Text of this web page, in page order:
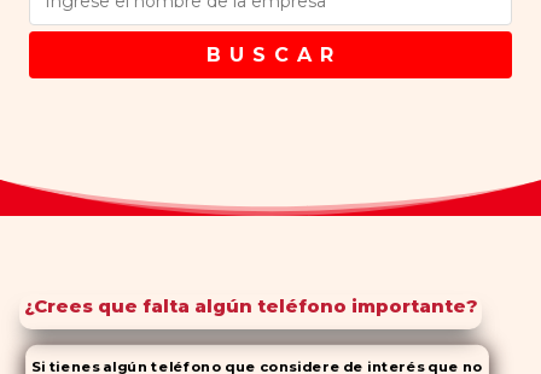
B U S C A R
¿Crees que falta algún teléfono importante?
Si tienes algún teléfono que considere de interés que no